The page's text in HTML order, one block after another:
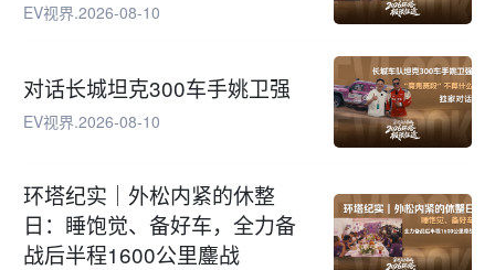
EV视界.2026-08-10
对话长城坦克300车手姚卫强
EV视界.2026-08-10
环塔纪实｜外松内紧的休整
日：睡饱觉、备好车，全力备
战后半程1600公里鏖战